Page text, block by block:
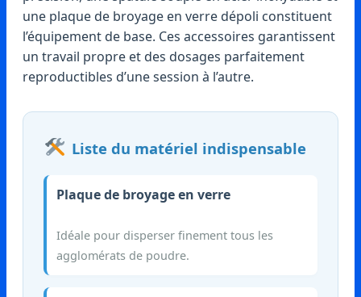
une plaque de broyage en verre dépoli constituent
l’équipement de base. Ces accessoires garantissent
un travail propre et des dosages parfaitement
reproductibles d’une session à l’autre.
Liste du matériel indispensable
Plaque de broyage en verre
Idéale pour disperser finement tous les
agglomérats de poudre.